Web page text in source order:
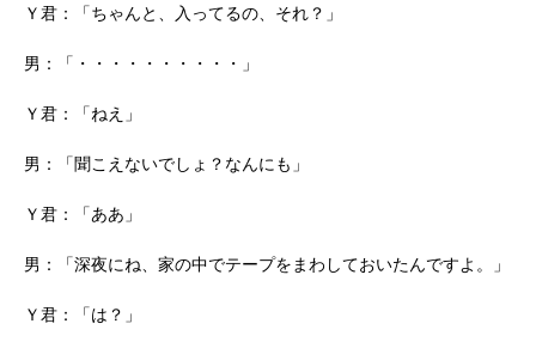
Ｙ君：「ちゃんと、入ってるの、それ？」
男：「・・・・・・・・・・」
Ｙ君：「ねえ」
男：「聞こえないでしょ？なんにも」
Ｙ君：「ああ」
男：「深夜にね、家の中でテープをまわしておいたんですよ。」
Ｙ君：「は？」